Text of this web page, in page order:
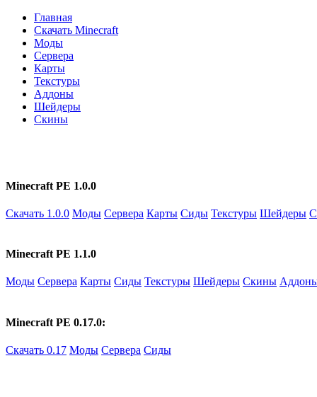
Главная
Скачать Minecraft
Моды
Сервера
Карты
Текстуры
Аддоны
Шейдеры
Скины
Minecraft PE 1.0.0
Скачать 1.0.0 Моды Сервера Карты Сиды Текстуры Шейдеры
Minecraft PE 1.1.0
Моды Сервера Карты Сиды Текстуры Шейдеры Скины
Minecraft PE 0.17.0:
Скачать 0.17 Моды Сервера Сиды